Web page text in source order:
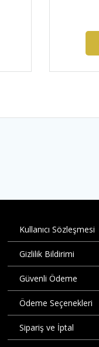
Kullanıcı Sözleşmesi
Gizlilik Bildirimi
Güvenli Ödeme
Ödeme Seçenekleri
Sipariş ve İptal